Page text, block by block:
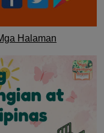
Halaman